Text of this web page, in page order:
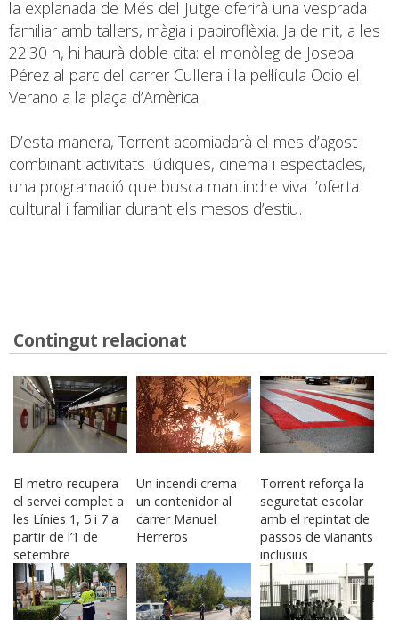
la explanada de Més del Jutge oferirà una vesprada
familiar amb tallers, màgia i papiroflèxia. Ja de nit, a les
22.30 h, hi haurà doble cita: el monòleg de Joseba
Pérez al parc del carrer Cullera i la pel·lícula Odio el
Verano a la plaça d’Amèrica.
D’esta manera, Torrent acomiadarà el mes d’agost
combinant activitats lúdiques, cinema i espectacles,
una programació que busca mantindre viva l’oferta
cultural i familiar durant els mesos d’estiu.
Contingut relacionat
El metro recupera
el servei complet a
les Línies 1, 5 i 7 a
partir de l’1 de
setembre
Un incendi crema
un contenidor al
carrer Manuel
Herreros
Torrent reforça la
seguretat escolar
amb el repintat de
passos de vianants
inclusius